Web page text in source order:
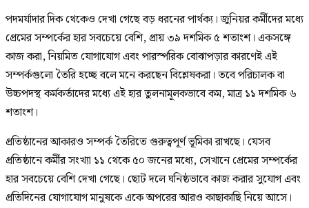
পদমর্যাদার দিক থেকেও দেখা গেছে বড় ধরনের পার্থক্য। জুনিয়র কর্মীদের মধ্যে
প্রেমের সম্পর্কের হার সবচেয়ে বেশি, প্রায় ৩৯ দশমিক ৫ শতাংশ। একসঙ্গে
কাজ করা, নিয়মিত যোগাযোগ এবং পারস্পরিক বোঝাপড়ার কারণেই এই
সম্পর্কগুলো তৈরি হচ্ছে বলে মনে করছেন বিশ্লেষকরা। তবে পরিচালক বা
উচ্চপদস্থ কর্মকর্তাদের মধ্যে এই হার তুলনামূলকভাবে কম, মাত্র ১১ দশমিক ৬
শতাংশ।
প্রতিষ্ঠানের আকারও সম্পর্ক তৈরিতে গুরুত্বপূর্ণ ভূমিকা রাখছে। যেসব
প্রতিষ্ঠানে কর্মীর সংখ্যা ১১ থেকে ৫০ জনের মধ্যে, সেখানে প্রেমের সম্পর্কের
হার সবচেয়ে বেশি দেখা গেছে। ছোট দলে ঘনিষ্ঠভাবে কাজ করার সুযোগ এবং
প্রতিদিনের যোগাযোগ মানুষকে একে অপরের আরও কাছাকাছি নিয়ে আসে।